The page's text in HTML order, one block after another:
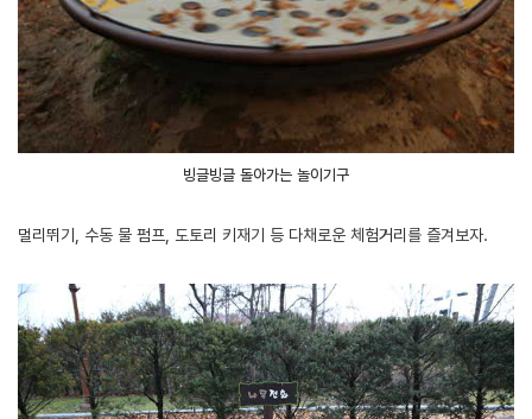
빙글빙글 돌아가는 놀이기구
멀리뛰기, 수동 물 펌프, 도토리 키재기 등 다채로운 체험거리를 즐겨보자.